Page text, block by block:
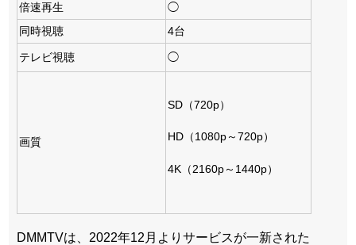
倍速再生
◯
同時視聴
4台
テレビ視聴 ◯
画質
SD（720p）
HD（1080p～720p）
4K（2160p～1440p）
DMMTVは、2022年12月よりサービスが一新された